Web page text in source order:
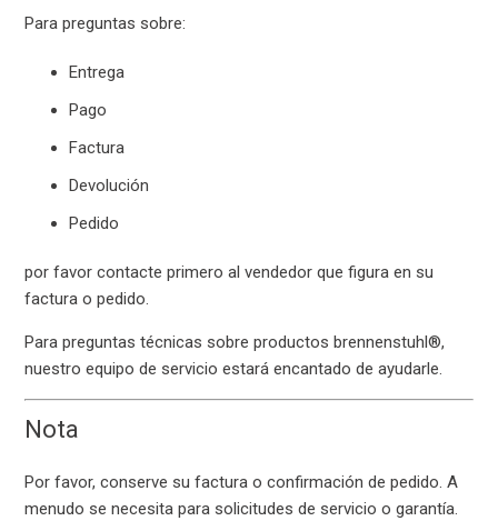
Para preguntas sobre:
Entrega
Pago
Factura
Devolución
Pedido
por favor contacte primero al vendedor que figura en su
factura o pedido.
Para preguntas técnicas sobre productos brennenstuhl®,
nuestro equipo de servicio estará encantado de ayudarle.
Nota
Por favor, conserve su factura o confirmación de pedido. A
menudo se necesita para solicitudes de servicio o garantía.